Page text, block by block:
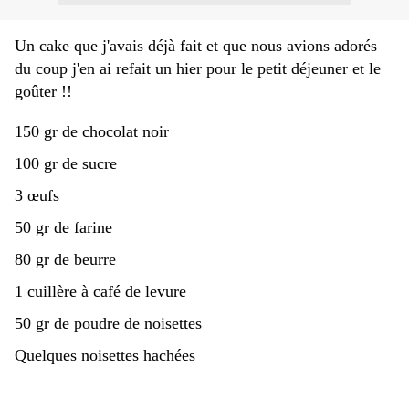
Un cake que j'avais déjà fait et que nous avions adorés
du coup j'en ai refait un hier pour le petit déjeuner et le
goûter !!
150 gr de chocolat noir
100 gr de sucre
3 œufs
50 gr de farine
80 gr de beurre
1 cuillère à café de levure
50 gr de poudre de noisettes
Quelques noisettes hachées